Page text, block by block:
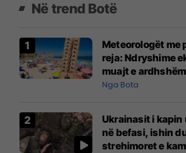
Në trend Botë
Meteorologët me
reja: Ndryshime
muajt e
pazakontë
Nga Bota
Ukrainasit i
në befasi, ishin
strehimoret e